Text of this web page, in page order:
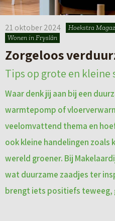
21 oktober 2024 Hoekstra
Wonen in Fryslân
Zorgeloos
Tips op grote en kleine
Waar denk jij aan bij een
warmtepomp of
veelomvattend thema en
ook kleine handelingen zoals
wereld groener. Bij
wat duurzame zaadjes ter
brengt iets positiefs teweeg,